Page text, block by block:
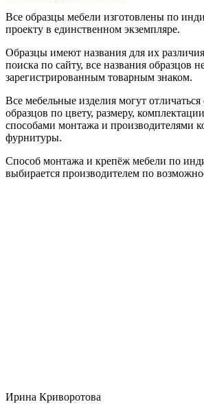
Все образцы мебели изготовлены по
проекту в единственном экземпляре.
Образцы имеют названия для их
поиска по сайту, все названия образцов
зарегистрированным товарным знаком.
Все мебельные изделия могут
образцов по цвету, размеру,
способами монтажа и производителями
фурнитуры.
Способ монтажа и крепёж мебели по
выбирается производителем по
Ирина Криворотова